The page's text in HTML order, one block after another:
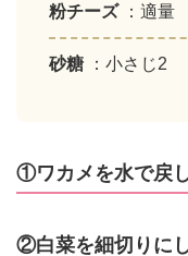
粉チーズ ：適量
砂糖 ：小さじ2
①ワカメを水で戻
②白菜を細切りに